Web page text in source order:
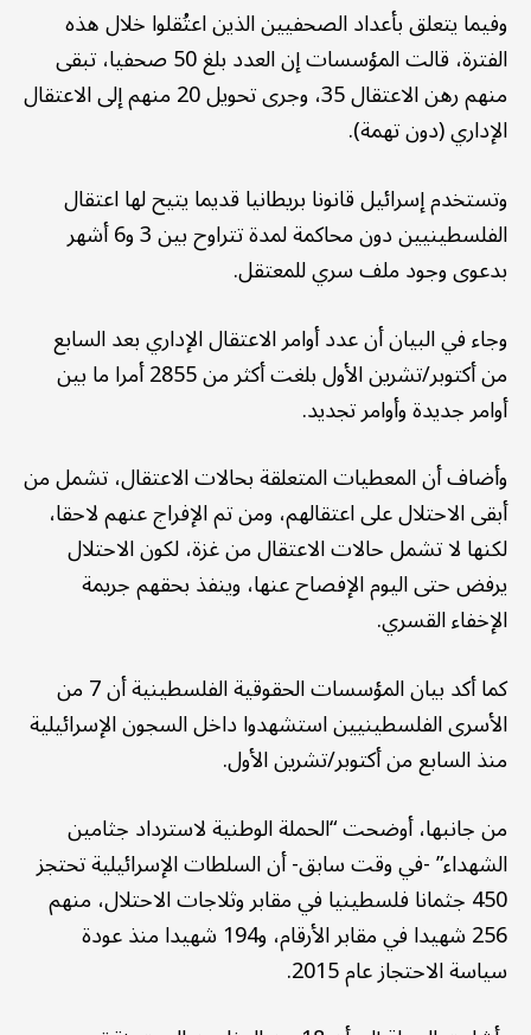
وفيما يتعلق بأعداد الصحفيين الذين اعتُقلوا خلال هذه
الفترة، قالت المؤسسات إن العدد بلغ 50 صحفيا، تبقى
منهم رهن الاعتقال 35، وجرى تحويل 20 منهم إلى الاعتقال
الإداري (دون تهمة).
وتستخدم إسرائيل قانونا بريطانيا قديما يتيح لها اعتقال
الفلسطينيين دون محاكمة لمدة تتراوح بين 3 و6 أشهر
بدعوى وجود ملف سري للمعتقل.
وجاء في البيان أن عدد أوامر الاعتقال الإداري بعد السابع
من أكتوبر/تشرين الأول بلغت أكثر من 2855 أمرا ما بين
أوامر جديدة وأوامر تجديد.
وأضاف أن المعطيات المتعلقة بحالات الاعتقال، تشمل من
أبقى الاحتلال على اعتقالهم، ومن تم الإفراج عنهم لاحقا،
لكنها لا تشمل حالات الاعتقال من غزة، لكون الاحتلال
يرفض حتى اليوم الإفصاح عنها، وينفذ بحقهم جريمة
الإخفاء القسري.
كما أكد بيان المؤسسات الحقوقية الفلسطينية أن 7 من
الأسرى الفلسطينيين استشهدوا داخل السجون الإسرائيلية
منذ السابع من أكتوبر/تشرين الأول.
من جانبها، أوضحت “الحملة الوطنية لاسترداد جثامين
الشهداء” -في وقت سابق- أن السلطات الإسرائيلية تحتجز
450 جثمانا فلسطينيا في مقابر وثلاجات الاحتلال، منهم
256 شهيدا في مقابر الأرقام، و194 شهيدا منذ عودة
سياسة الاحتجاز عام 2015.